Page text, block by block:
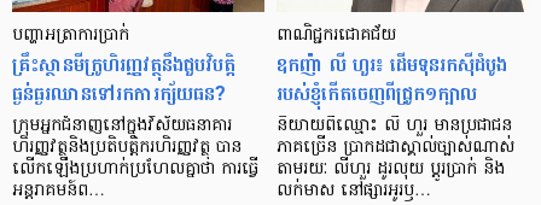
បញ្ហា​អត្រា​ការប្រាក់
គ្រឹះស្ថាន​មីក្រូ​ហិរញ្ញវត្ថុ​នឹង​ជួប​វិបត្តិ​
ធ្ងន់ធ្ងរ​ឈាន​ទៅ​រក​ការ​ក្ស័យធន?
ក្រុម​អ្នក​ជំនាញ​នៅ​ក្នុង​វិស័យ​ធនាគារ
ហិរញ្ញវត្ថុ​និង​ប្រតិបត្តិករ​ហិរញ្ញ​វត្ថុ បាន​​
លើក​ឡើង​ប្រហាក់​ប្រហែល​គ្នា​ថា ការ​ធ្វើ​
អន្តរាគមន៍​ព…
ពាណិជ្ជករជោគជ័យ
ឧកញ៉ា លី ហួរ៖ ដើមទុនរកស៊ីដំបូង
របស់ខ្ញុំកើតចេញពីជ្រូក១ក្បាល
និយាយ​ពី​ឈ្មោះ លី ហួរ មាន​ប្រជាជន​
ភាគ​ច្រើន ប្រាកដ​ជា​ស្គាល់​ច្បាស់​ណាស់
តាមរយៈ លីហួរ ដូរ​លុយ ប្តូរ​បា្រក់ និង​
លក់​មាស នៅ​ផ្សារ​អូរ​ឫ…